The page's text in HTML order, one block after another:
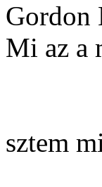
Gordon
Mi az a
sztem